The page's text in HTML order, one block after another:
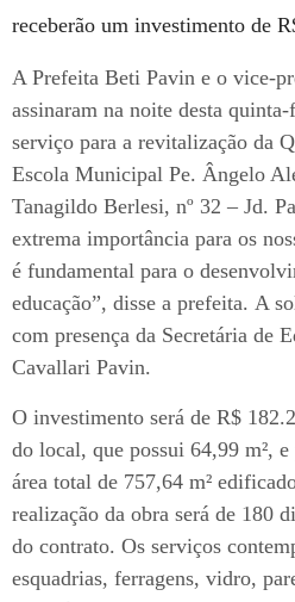
receberão um investimento de
A Prefeita Beti Pavin e o vice-
assinaram na noite desta
serviço para a revitalização da
Escola Municipal Pe. Ângelo
Tanagildo Berlesi, nº 32 – Jd.
extrema importância para os
é fundamental para o
educação”, disse a prefeita. A
com presença da Secretária de
Cavallari Pavin.
O investimento será de R$
do local, que possui 64,99 m²,
área total de 757,64 m²
realização da obra será de 180
do contrato. Os serviços
esquadrias, ferragens, vidro,